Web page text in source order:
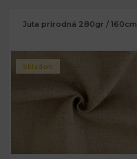
Juta prírodná 280gr / 160cm
Skladom